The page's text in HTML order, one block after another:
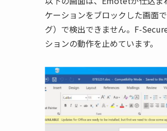
ケーションをブロックした画面で
グ）で検出できません。 F-
ションの動作を止めています。